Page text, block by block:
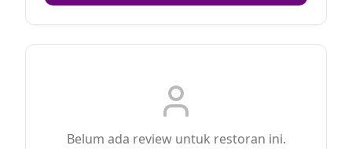
Belum ada review untuk restoran ini.